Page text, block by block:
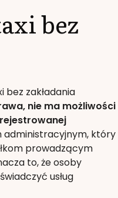
bez
bez zakładania
nie ma możliwości
administracyjnym, który
prowadzącym
to, że osoby
usług